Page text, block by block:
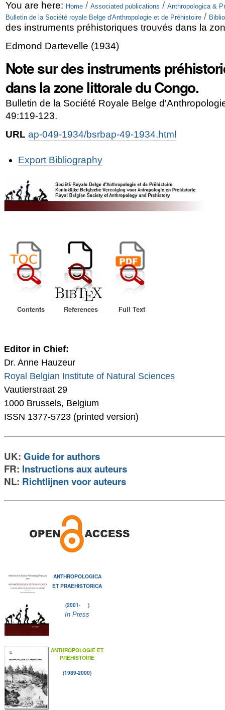
Skip
to
content.
Skip
to
navigation
Personal
tools
You are here: Home / Associated publications / Anthropologica &
Bulletin de la Société royale Belge d'Anthropologie et de Préhistoire /
des instruments préhistoriques trouvés dans la
Edmond Dartevelle (1934)
Note sur des instruments
dans la zone littorale du Congo.
Bulletin de la Société Royale Belge
49:119-123.
URL ap-049-1934/bsrbap-49-1934.html
ActionsExport Bibliography
Contents References Full Text
Editor in Chief:
Dr. Anne Hauzeur
Royal Belgian Institute of Natural Sciences
Vautierstraat 29
1000 Brussels, Belgium
ISSN 1377-5723 (printed version)
UK: Guide for authors
FR: Instructions aux auteurs
NL: Richtlijnen voor auteurs
ANTHROPOLOGICA
ET PRAEHISTORICA
(2001- )
In Press
ANTHROPOLOGIE ET
PRÉHISTOIRE
(1989-2000)